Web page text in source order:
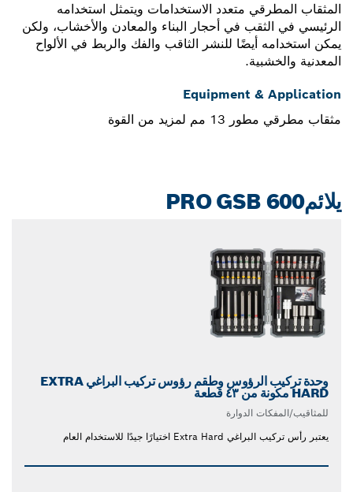
المثقاب المطرقي متعدد الاستخدامات ويتمثل استخدامه
الرئيسي في الثقب في أحجار البناء والمعادن والأخشاب، ولكن
يمكن استخدامه أيضًا للنشر الثاقب والفك والربط في الألواح
المعدنية والخشبية.
Equipment & Application
مثقاب مطرقي مطور 13 مم لمزيد من القوة
يلائمPRO GSB 600
وحدة تركيب الرؤوس وطقم رؤوس تركيب البراغي EXTRA
HARD مكونة من ٤٣ قطعة
للمثاقيب/المفكات الدوارة
يعتبر رأس تركيب البراغي Extra Hard اختيارًا جيدًا للاستخدام العام